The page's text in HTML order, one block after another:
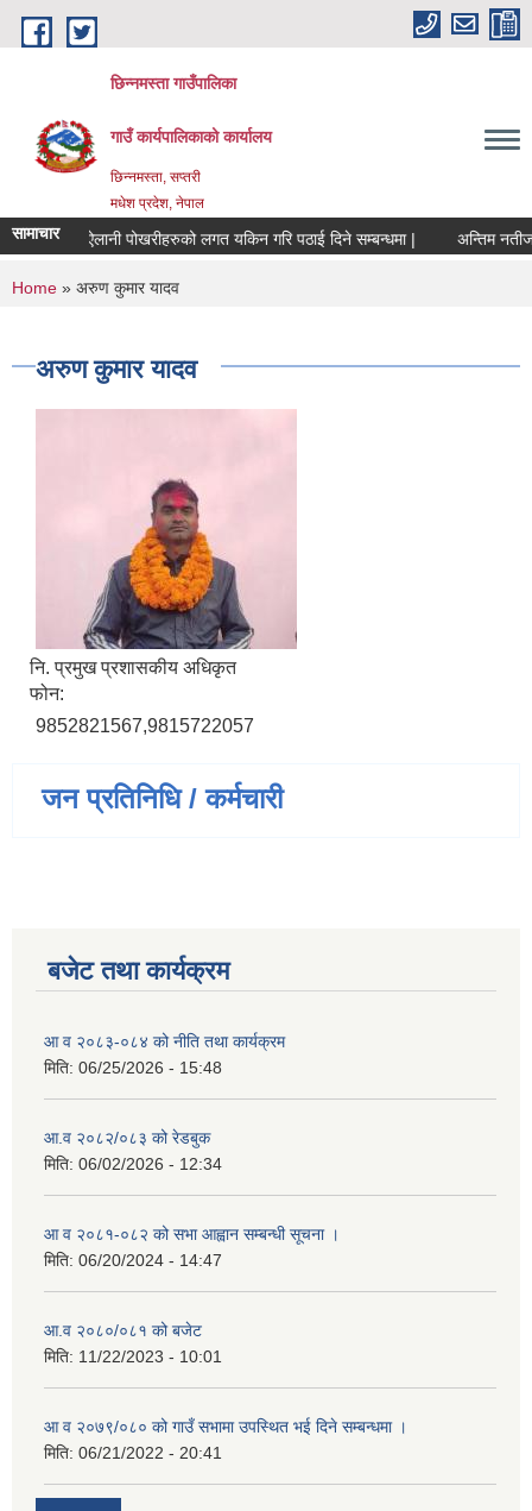
Skip to main content
छिन्नमस्ता गाउँपालिका
गाउँ कार्यपालिकाको कार्यालय
छिन्नमस्ता, सप्तरी
मधेश प्रदेश, नेपाल
सामाचार
सार्वजनिक ऐलानी पोखरीहरुको लगत यकिन गरि पठाई दिने सम्बन्धमा | अन्तिम
You are here
Home » अरुण कुमार यादव
अरुण कुमार यादव
नि. प्रमुख प्रशासकीय अधिकृत
फोन:
9852821567,9815722057
जन प्रतिनिधि / कर्मचारी
बजेट तथा कार्यक्रम
आ व २०८३-०८४ को नीति तथा कार्यक्रम
मिति: 06/25/2026 - 15:48
आ.व २०८२/०८३ को रेडबुक
मिति: 06/02/2026 - 12:34
आ व २०८१-०८२ को सभा आह्वान सम्बन्धी सूचना ।
मिति: 06/20/2024 - 14:47
आ.व २०८०/०८१ को बजेट
मिति: 11/22/2023 - 10:01
आ व २०७९/०८० को गाउँ सभामा उपस्थित भई दिने सम्बन्धमा ।
मिति: 06/21/2022 - 20:41